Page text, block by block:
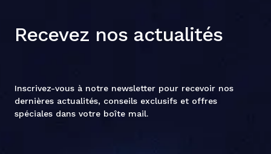
Recevez nos actualités
Inscrivez-vous à notre newsletter pour recevoir nos
dernières actualités, conseils exclusifs et offres
spéciales dans votre boîte mail.